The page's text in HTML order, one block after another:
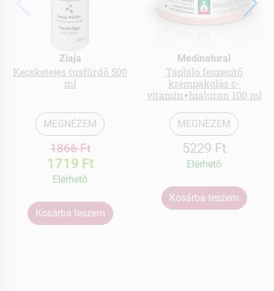
Ziaja
Kecsketejes tusfürdő 500
ml
MEGNÉZEM
1866 Ft
1719 Ft
Elérhetõ
Kosárba teszem
Medinatural
Tápláló feszesítő
krémpakolás c-
vitamin+hialuron 100 ml
MEGNÉZEM
5229 Ft
Elérhetõ
Kosárba teszem